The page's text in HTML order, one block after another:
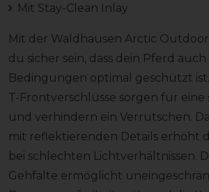
Mit Stay-Clean Inlay
Mit der Waldhausen Arctic
du sicher sein, dass dein Pferd
Bedingungen optimal geschützt
T-Frontverschlüsse sorgen für eine
und verhindern ein Verrutschen.
mit reflektierenden Details erhöht
bei schlechten Lichtverhältnissen.
Gehfalte ermöglicht